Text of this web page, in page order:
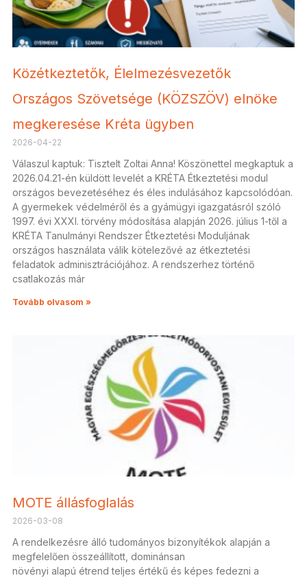
Közétkeztetők, Élelmezésvezetők
Országos Szövetsége (KÖZSZÖV) elnöke
megkeresése Kréta ügyben
2026-04-22
Válaszul kaptuk: Tisztelt Zoltai Anna! Köszönettel megkaptuk a
2026.04.21-én küldött levelét a KRÉTA Étkeztetési modul
országos bevezetéséhez és éles indulásához kapcsolódóan.
A gyermekek védelméről és a gyámügyi igazgatásról szóló
1997. évi XXXI. törvény módosítása alapján 2026. július 1-től a
KRÉTA Tanulmányi Rendszer Étkeztetési Moduljának
országos használata válik kötelezővé az étkeztetési
feladatok adminisztrációjához. A rendszerhez történő
csatlakozás már
Tovább olvasom »
MOTE állásfoglalás
2026-03-08
A rendelkezésre álló tudományos bizonyítékok alapján a
megfelelően összeállított, dominánsan
növényi alapú étrend teljes értékű és képes fedezni a